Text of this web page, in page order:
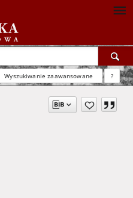
Wyszukiwanie zaawansowane ?